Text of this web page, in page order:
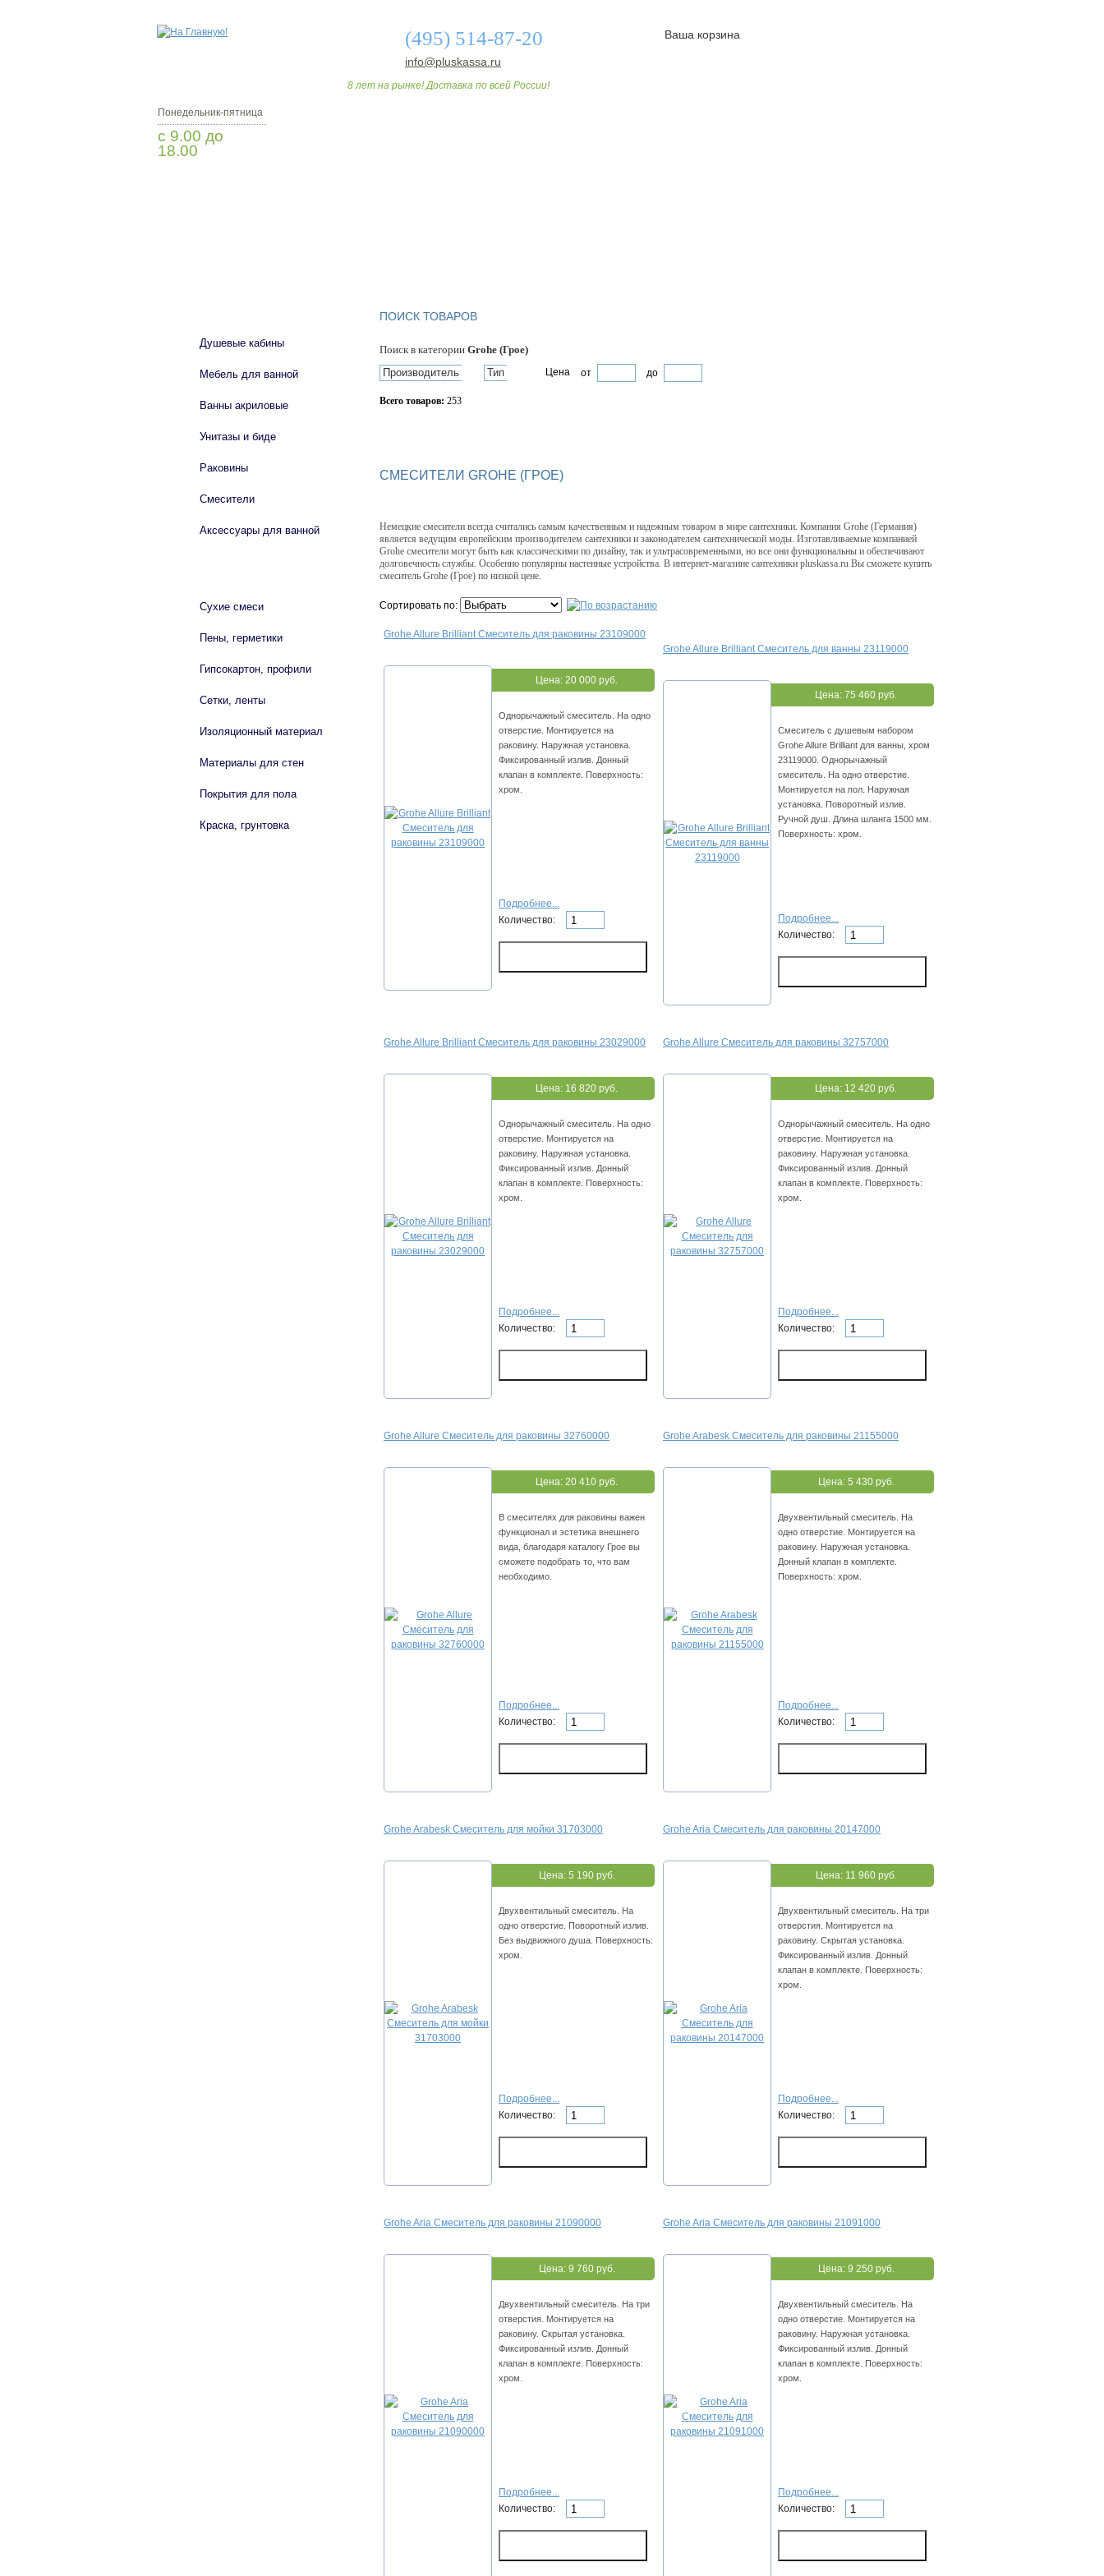
(495) 514-87-20
info@pluskassa.ru
8 лет на рынке! Доставка по всей России!
Ваша корзина
Понедельник-пятница
с 9.00 до
18.00
ПОИСК ТОВАРОВ
Поиск в категории Grohe (Грое)
Производитель
Тип Цена от до
Всего товаров: 253
СМЕСИТЕЛИ GROHE (ГРОЕ)
Немецкие смесители всегда считались самым качественным и надежным товаром в мире сантехники. Компания Grohe (Германия)
является ведущим европейским производителем сантехники и законодателем сантехнической моды. Изготавливаемые компанией
Grohe смесители могут быть как классическими по дизайну, так и ультрасовременными, но все они функциональны и обеспечивают
долговечность службы. Особенно популярны настенные устройства. В интернет-магазине сантехники pluskassa.ru Вы сможете купить
смеситель Grohe (Грое) по низкой цене.
Сортировать по:
Grohe Allure Brilliant Смеситель для раковины 23109000
Цена: 20 000 руб.
Однорычажный смеситель. На одно
отверстие. Монтируется на
раковину. Наружная установка.
Фиксированный излив. Донный
клапан в комплекте. Поверхность:
хром.
Подробнее...
Количество:
Grohe Allure Brilliant Смеситель для ванны 23119000
Цена: 75 460 руб.
Смеситель с душевым набором
Grohe Allure Brilliant для ванны, хром
23119000. Однорычажный
смеситель. На одно отверстие.
Монтируется на пол. Наружная
установка. Поворотный излив.
Ручной душ. Длина шланга 1500 мм.
Поверхность: хром.
Подробнее...
Количество:
Grohe Allure Brilliant Смеситель для раковины 23029000
Цена: 16 820 руб.
Однорычажный смеситель. На одно
отверстие. Монтируется на
раковину. Наружная установка.
Фиксированный излив. Донный
клапан в комплекте. Поверхность:
хром.
Подробнее...
Количество:
Grohe Allure Смеситель для раковины 32757000
Цена: 12 420 руб.
Однорычажный смеситель. На одно
отверстие. Монтируется на
раковину. Наружная установка.
Фиксированный излив. Донный
клапан в комплекте. Поверхность:
хром.
Подробнее...
Количество:
Grohe Allure Смеситель для раковины 32760000
Цена: 20 410 руб.
В смесителях для раковины важен
функционал и эстетика внешнего
вида, благодаря каталогу Грое вы
сможете подобрать то, что вам
необходимо.
Подробнее...
Количество:
Grohe Arabesk Смеситель для раковины 21155000
Цена: 5 430 руб.
Двухвентильный смеситель. На
одно отверстие. Монтируется на
раковину. Наружная установка.
Донный клапан в комплекте.
Поверхность: хром.
Подробнее...
Количество:
Grohe Arabesk Смеситель для мойки 31703000
Цена: 5 190 руб.
Двухвентильный смеситель. На
одно отверстие. Поворотный излив.
Без выдвижного душа. Поверхность:
хром.
Подробнее...
Количество:
Grohe Aria Смеситель для раковины 20147000
Цена: 11 960 руб.
Двухвентильный смеситель. На три
отверстия. Монтируется на
раковину. Скрытая установка.
Фиксированный излив. Донный
клапан в комплекте. Поверхность:
хром.
Подробнее...
Количество:
Grohe Aria Смеситель для раковины 21090000
Цена: 9 760 руб.
Двухвентильный смеситель. На три
отверстия. Монтируется на
раковину. Скрытая установка.
Фиксированный излив. Донный
клапан в комплекте. Поверхность:
хром.
Подробнее...
Количество:
Grohe Aria Смеситель для раковины 21091000
Цена: 9 250 руб.
Двухвентильный смеситель. На
одно отверстие. Монтируется на
раковину. Наружная установка.
Фиксированный излив. Донный
клапан в комплекте. Поверхность:
хром.
Подробнее...
Количество:
Душевые кабины
Мебель для ванной
Ванны акриловые
Унитазы и биде
Раковины
Смесители
Аксессуары для ванной
Сухие смеси
Пены, герметики
Гипсокартон, профили
Сетки, ленты
Изоляционный материал
Материалы для стен
Покрытия для пола
Краска, грунтовка